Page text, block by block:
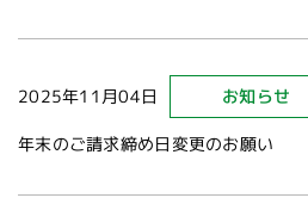
2025年11月04日 お知らせ
年末のご請求締め日変更のお願い